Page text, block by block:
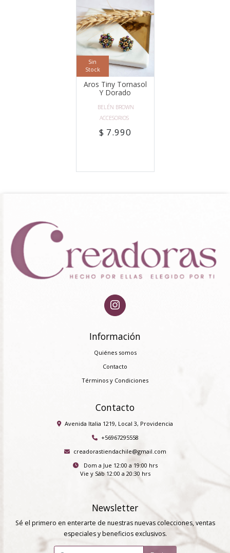
Sin
Stock
Aros Tiny Tornasol
Y Dorado
BELÉN BROWN
ACCESORIOS
$ 7.990
Información
Quiénes somos
Contacto
Términos y Condiciones
Contacto
Avenida Italia 1219, Local 3, Providencia
+56967295558
creadorastiendachile@gmail.com
Dom a Jue 12:00 a 19:00 hrs
Vie y Sáb 12:00 a 20:30 hrs
Newsletter
Sé el primero en enterarte de nuestras nuevas colecciones, ventas
especiales y beneficios exclusivos.